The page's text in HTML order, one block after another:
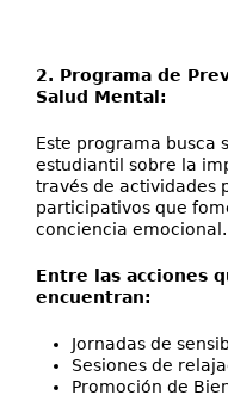
2. Programa de
Salud Mental:
Este programa busca
estudiantil sobre la
través de actividades
participativos que
conciencia emocional.
Entre las acciones
encuentran:
Jornadas de
Sesiones de
Promoción de